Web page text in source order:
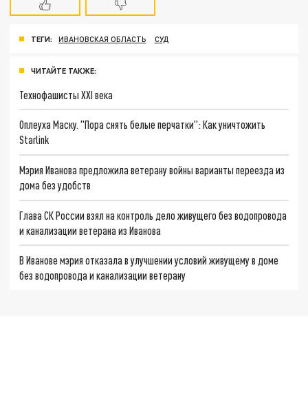
ТЕГИ: ИВАНОВСКАЯ ОБЛАСТЬ СУД
ЧИТАЙТЕ ТАКЖЕ:
Технофашисты XXI века
Оплеуха Маску. "Пора снять белые перчатки": Как уничтожить
Starlink
Мэрия Иванова предложила ветерану войны варианты переезда из
дома без удобств
Глава СК России взял на контроль дело живущего без водопровода
и канализации ветерана из Иванова
В Иванове мэрия отказала в улучшении условий живущему в доме
без водопровода и канализации ветерану